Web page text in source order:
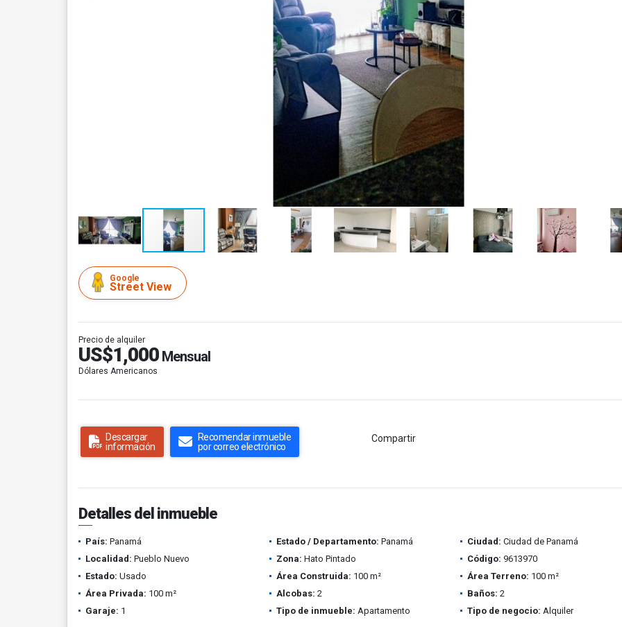
Google
Street View
Precio de alquiler
US$1,000 Mensual
Dólares Americanos
Descargar
información
Recomendar inmueble
por correo electrónico
Compartir
Detalles del inmueble
País: Panamá Estado / Departamento: Panamá Ciudad: Ciudad de Panamá
Localidad: Pueblo Nuevo Zona: Hato Pintado Código: 9613970
Estado: Usado Área Construida: 100 m² Área Terreno: 100 m²
Área Privada: 100 m² Alcobas: 2 Baños: 2
Garaje: 1 Tipo de inmueble: Apartamento Tipo de negocio: Alquiler